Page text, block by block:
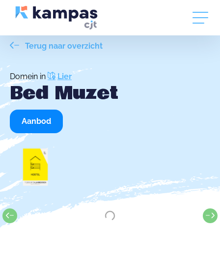
Terug naar overzicht
Domein in Lier
Bed Muzet
Aanbod